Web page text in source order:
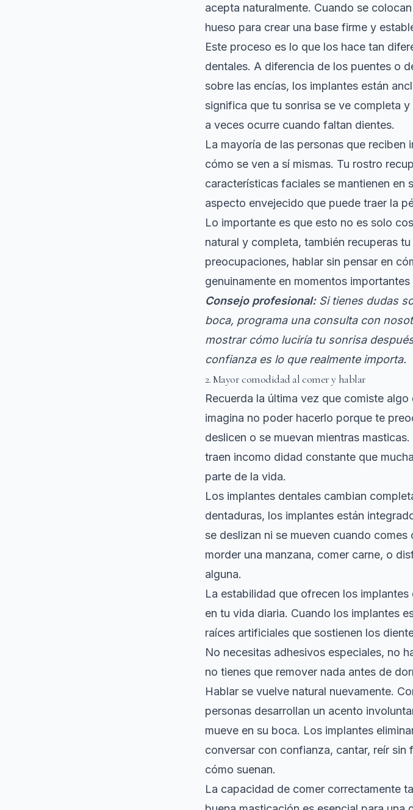
acepta naturalmente. Cuando se
hueso para crear una base firme y
Este proceso es lo que los hace tan
dentales. A diferencia de los puentes o
sobre las encías, los implantes están
significa que tu sonrisa se ve completa
a veces ocurre cuando faltan dientes.
La mayoría de las personas que reciben
cómo se ven a sí mismas. Tu rostro
características faciales se mantienen en
aspecto envejecido que puede traer la
Lo importante es que esto no es solo
natural y completa, también recuperas
preocupaciones, hablar sin pensar en
genuinamente en momentos
Consejo profesional: Si tienes dudas
boca, programa una consulta con
mostrar cómo luciría tu sonrisa
confianza es lo que realmente importa.
2. Mayor comodidad al comer y hablar
Recuerda la última vez que comiste
imagina no poder hacerlo porque te
deslicen o se muevan mientras
traen incomo didad constante que
parte de la vida.
Los implantes dentales cambian
dentaduras, los implantes están
se deslizan ni se mueven cuando
morder una manzana, comer carne, o
alguna.
La estabilidad que ofrecen los
en tu vida diaria. Cuando los implantes
raíces artificiales que sostienen los
No necesitas adhesivos especiales, no
no tienes que remover nada antes de
Hablar se vuelve natural nuevamente.
personas desarrollan un acento
mueve en su boca. Los implantes
conversar con confianza, cantar, reír
cómo suenan.
La capacidad de comer correctamente